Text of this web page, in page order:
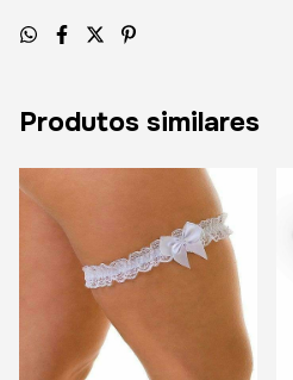
Produtos similares